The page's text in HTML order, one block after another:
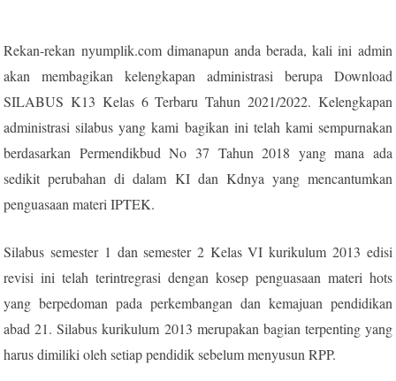
Rekan-rekan nyumplik.com dimanapun anda berada, kali ini admin
akan membagikan kelengkapan administrasi berupa Download
SILABUS K13 Kelas 6 Terbaru Tahun 2021/2022. Kelengkapan
administrasi silabus yang kami bagikan ini telah kami sempurnakan
berdasarkan Permendikbud No 37 Tahun 2018 yang mana ada
sedikit perubahan di dalam KI dan Kdnya yang mencantumkan
penguasaan materi IPTEK.
Silabus semester 1 dan semester 2 Kelas VI kurikulum 2013 edisi
revisi ini telah terintregrasi dengan kosep penguasaan materi hots
yang berpedoman pada perkembangan dan kemajuan pendidikan
abad 21. Silabus kurikulum 2013 merupakan bagian terpenting yang
harus dimiliki oleh setiap pendidik sebelum menyusun RPP.